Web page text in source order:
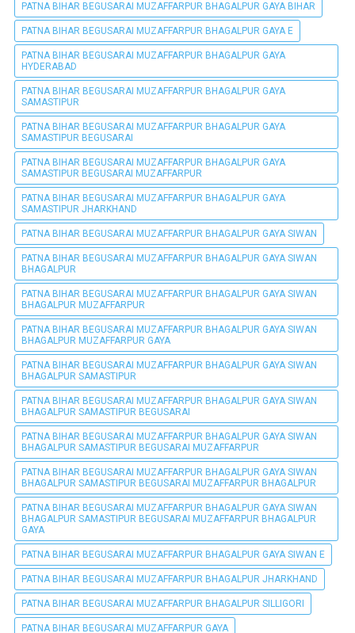
PATNA BIHAR BEGUSARAI MUZAFFARPUR BHAGALPUR GAYA BIHAR
PATNA BIHAR BEGUSARAI MUZAFFARPUR BHAGALPUR GAYA E
PATNA BIHAR BEGUSARAI MUZAFFARPUR BHAGALPUR GAYA
HYDERABAD
PATNA BIHAR BEGUSARAI MUZAFFARPUR BHAGALPUR GAYA
SAMASTIPUR
PATNA BIHAR BEGUSARAI MUZAFFARPUR BHAGALPUR GAYA
SAMASTIPUR BEGUSARAI
PATNA BIHAR BEGUSARAI MUZAFFARPUR BHAGALPUR GAYA
SAMASTIPUR BEGUSARAI MUZAFFARPUR
PATNA BIHAR BEGUSARAI MUZAFFARPUR BHAGALPUR GAYA
SAMASTIPUR JHARKHAND
PATNA BIHAR BEGUSARAI MUZAFFARPUR BHAGALPUR GAYA SIWAN
PATNA BIHAR BEGUSARAI MUZAFFARPUR BHAGALPUR GAYA SIWAN
BHAGALPUR
PATNA BIHAR BEGUSARAI MUZAFFARPUR BHAGALPUR GAYA SIWAN
BHAGALPUR MUZAFFARPUR
PATNA BIHAR BEGUSARAI MUZAFFARPUR BHAGALPUR GAYA SIWAN
BHAGALPUR MUZAFFARPUR GAYA
PATNA BIHAR BEGUSARAI MUZAFFARPUR BHAGALPUR GAYA SIWAN
BHAGALPUR SAMASTIPUR
PATNA BIHAR BEGUSARAI MUZAFFARPUR BHAGALPUR GAYA SIWAN
BHAGALPUR SAMASTIPUR BEGUSARAI
PATNA BIHAR BEGUSARAI MUZAFFARPUR BHAGALPUR GAYA SIWAN
BHAGALPUR SAMASTIPUR BEGUSARAI MUZAFFARPUR
PATNA BIHAR BEGUSARAI MUZAFFARPUR BHAGALPUR GAYA SIWAN
BHAGALPUR SAMASTIPUR BEGUSARAI MUZAFFARPUR BHAGALPUR
PATNA BIHAR BEGUSARAI MUZAFFARPUR BHAGALPUR GAYA SIWAN
BHAGALPUR SAMASTIPUR BEGUSARAI MUZAFFARPUR BHAGALPUR
GAYA
PATNA BIHAR BEGUSARAI MUZAFFARPUR BHAGALPUR GAYA SIWAN E
PATNA BIHAR BEGUSARAI MUZAFFARPUR BHAGALPUR JHARKHAND
PATNA BIHAR BEGUSARAI MUZAFFARPUR BHAGALPUR SILLIGORI
PATNA BIHAR BEGUSARAI MUZAFFARPUR GAYA